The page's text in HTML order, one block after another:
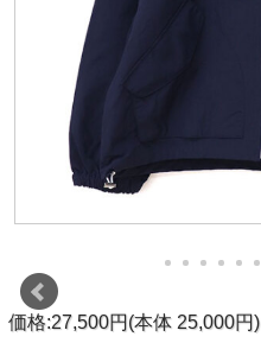
価格:27,500円(本体 25,000円)